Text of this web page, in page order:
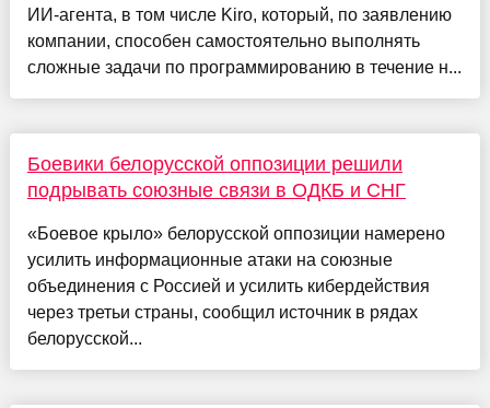
ИИ-агента, в том числе Kiro, который, по заявлению
компании, способен самостоятельно выполнять
сложные задачи по программированию в течение н...
Боевики белорусской оппозиции решили
подрывать союзные связи в ОДКБ и СНГ
«Боевое крыло» белорусской оппозиции намерено
усилить информационные атаки на союзные
объединения с Россией и усилить кибердействия
через третьи страны, сообщил источник в рядах
белорусской...